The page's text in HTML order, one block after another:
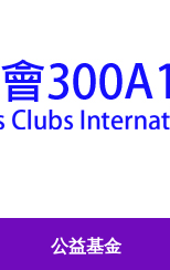
公益基金